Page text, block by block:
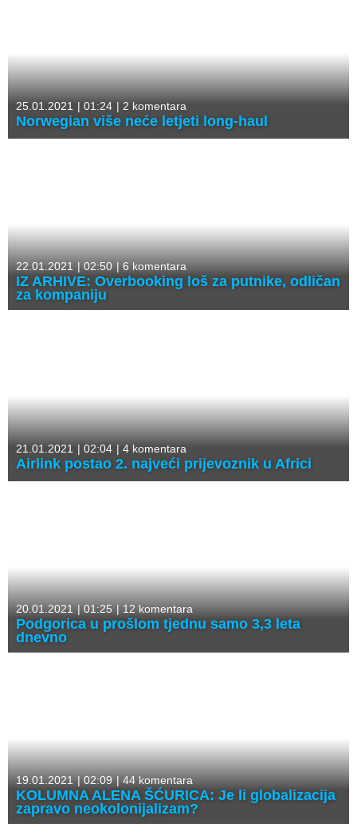
25.01.2021 | 01:24 | 2 komentara
Norwegian više neće letjeti long-haul
22.01.2021 |02:50 |6 komentara
IZ ARHIVE: Overbooking loš za putnike, odličan
za kompaniju
21.01.2021 | 02:04 | 4 komentara
Airlink postao 2. najveći prijevoznik u Africi
20.01.2021 |01:25 |12 komentara
Podgorica u prošlom tjednu samo 3,3 leta
dnevno
19.01.2021 |02:09 |44 komentara
KOLUMNA ALENA ŠĆURICA: Je li globalizacija
zapravo neokolonijalizam?